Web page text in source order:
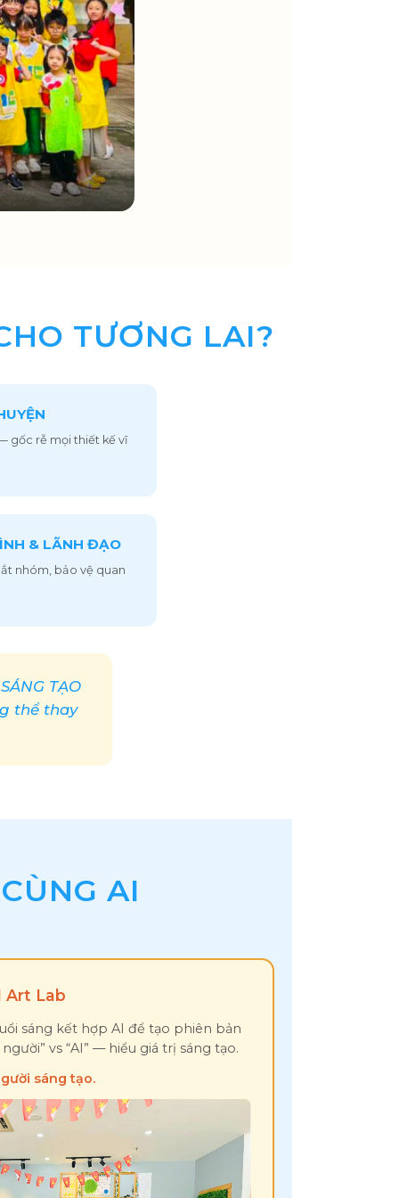
TƯƠNG LAI?
gốc rễ mọi thiết kế vĩ
& LÃNH ĐẠO
nhóm, bảo vệ quan
TẠO
thể thay
AI
Lab
sáng kết hợp AI để tạo phiên bản
vs “AI” — hiểu giá trị sáng tạo.
sáng tạo.